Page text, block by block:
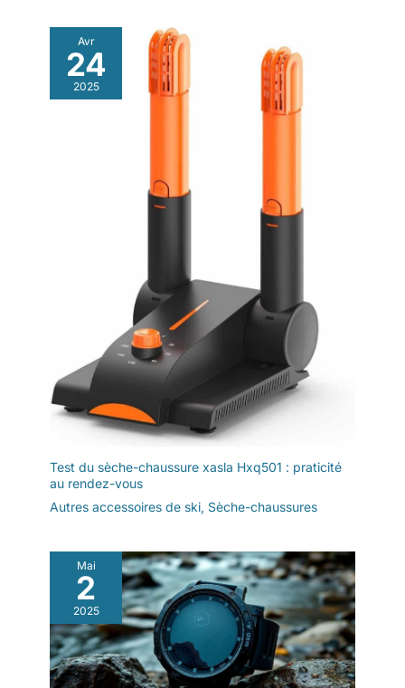
Avr
24
2025
Test du sèche-chaussure xasla Hxq501 : praticité
au rendez-vous
Autres accessoires de ski, Sèche-chaussures
Mai
2
2025